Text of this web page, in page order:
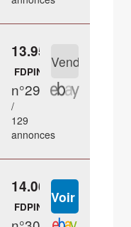
13.95 €
FDPIN
n°29
/
129
annonces
14.06 €
FDPIN